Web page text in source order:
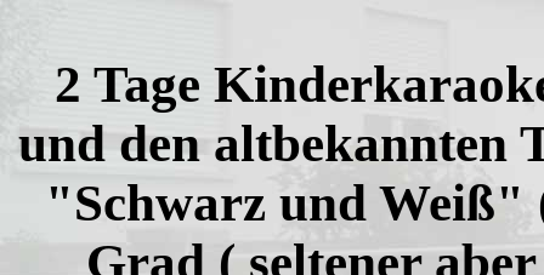
2 Tage
und den altbekannten
"Schwarz und Weiß"
Grad ( seltener